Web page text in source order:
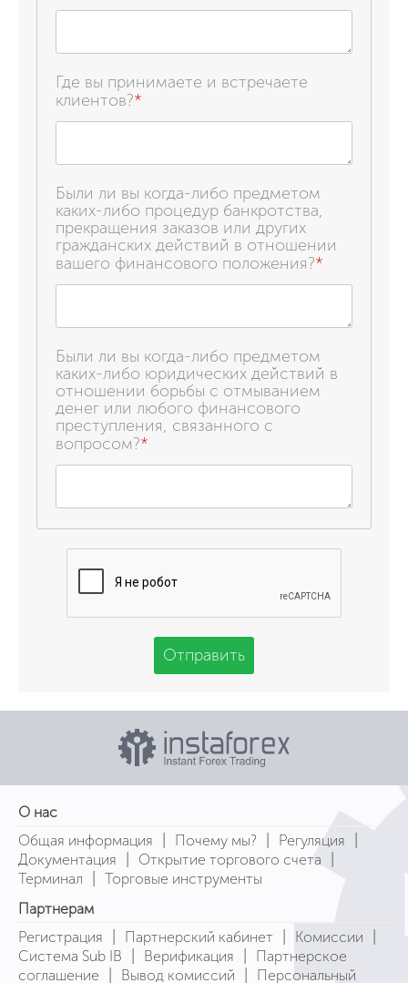
Где вы принимаете и встречаете
клиентов?*
Были ли вы когда-либо предметом
каких-либо процедур банкротства,
прекращения заказов или других
гражданских действий в отношении
вашего финансового положения?*
Были ли вы когда-либо предметом
каких-либо юридических действий в
отношении борьбы с отмыванием
денег или любого финансового
преступления, связанного с
вопросом?*
Отправить
О нас
Общая информация
| Почему мы? | Регуляция |
Документация | Открытие торгового счета |
Терминал | Торговые инструменты
Партнерам
Регистрация
| Партнерский кабинет | Комиссии |
Система Sub IB | Верификация |
Партнерское
соглашение
| Вывод комиссий | Персональный